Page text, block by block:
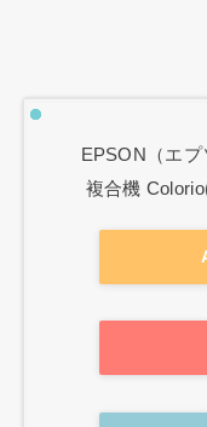
EPSON（エ
複合機